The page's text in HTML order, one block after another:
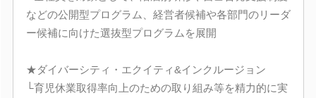
などの公開型プログラム、経営者候補や各部門のリーダ
ー候補に向けた選抜型プログラムを展開
★ダイバーシティ・エクイティ&インクルージョン
└育児休業取得率向上のための取り組み等を精力的に実